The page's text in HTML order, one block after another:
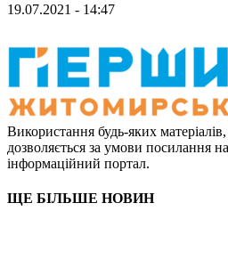
19.07.2021 - 14:47
Використання будь-яких
дозволяється за умови посилання
інформаційний портал.
ЩЕ БІЛЬШЕ НОВИН